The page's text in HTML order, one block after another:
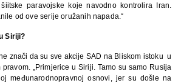
paravojske koje navodno kontrolira Iran.
od ove serije oružanih napada.“
Siriji?
znači da su sve akcije SAD na Bliskom istoku u
„Primjerice u Siriji. Tamo su samo Rusija
međunarodnopravnoj osnovi, jer su došle na